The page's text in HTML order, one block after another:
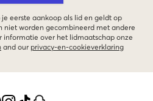
eerste aankoop als lid en geldt op
niet worden gecombineerd met andere
informatie over het lidmaatschap onze
and our privacy-en-cookieverklaring